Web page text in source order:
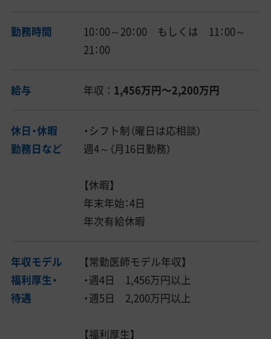
勤務時間
10：00～20：00 もしくは 11：00～
21：00
給与 年収 ： 1,456万円〜2,200万円
休日・休暇
勤務日など
・シフト制（曜日は応相談）
週4～（月16日勤務）
【休暇】
年末年始：4日
年次有給休暇
年収モデル
福利厚生・
待遇
【常勤医師モデル年収】
・週4日 1,456万円以上
・週5日 2,200万円以上
【福利厚生】